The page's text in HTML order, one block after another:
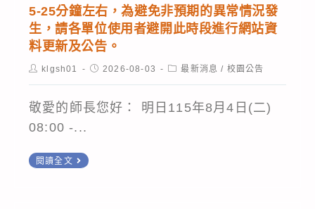
參
加,
以
推
廣
資
全
惠
予
公
周
查
中
教
育
會
命
大
學
辦
理
「115
年
年
/
6
（四）
17:00
～
115
/
5-25分鐘左右，為避免非預期的異常情況發
生，請各單位使用者避開此時段進行網站資
料更新及公告。
Postklgsh01
Post2026-08-03
Post最新消息 / 校園公告
敬愛的師長您好： 明日115年8月4日(二)
08:00 -...
閱讀全文